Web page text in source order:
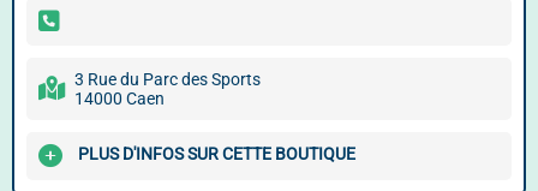
3 Rue du Parc des Sports
14000 Caen
PLUS D'INFOS SUR CETTE BOUTIQUE